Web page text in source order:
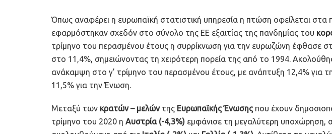
Όπως αναφέρει η ευρωπαϊκή στατιστική υπηρεσία η πτώση οφείλεται στα
εφαρμόστηκαν σχεδόν στο σύνολο της ΕΕ εξαιτίας της πανδημίας του
τρίμηνο του περασμένου έτους η συρρίκνωση για την ευρωζώνη έφθασε
στο 11,4%, σημειώνοντας τη χειρότερη πορεία της από το 1994.
ανάκαμψη στο γ’ τρίμηνο του περασμένου έτους, με ανάπτυξη 12,4% για
11,5% για την Ένωση.
Μεταξύ των κρατών – μελών της Ευρωπαϊκής Ένωσης που έχουν
τρίμηνο του 2020 η Αυστρία (-4,3%) εμφάνισε τη μεγαλύτερη υποχώρηση,